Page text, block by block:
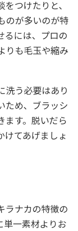
つけたりと、
のが多いのが特
るには、プロの
りも毛玉や縮み
洗う必要はあり
ため、ブラッシ
ます。脱いだら
けてあげましょ
ラナカの特徴の
単一素材よりお